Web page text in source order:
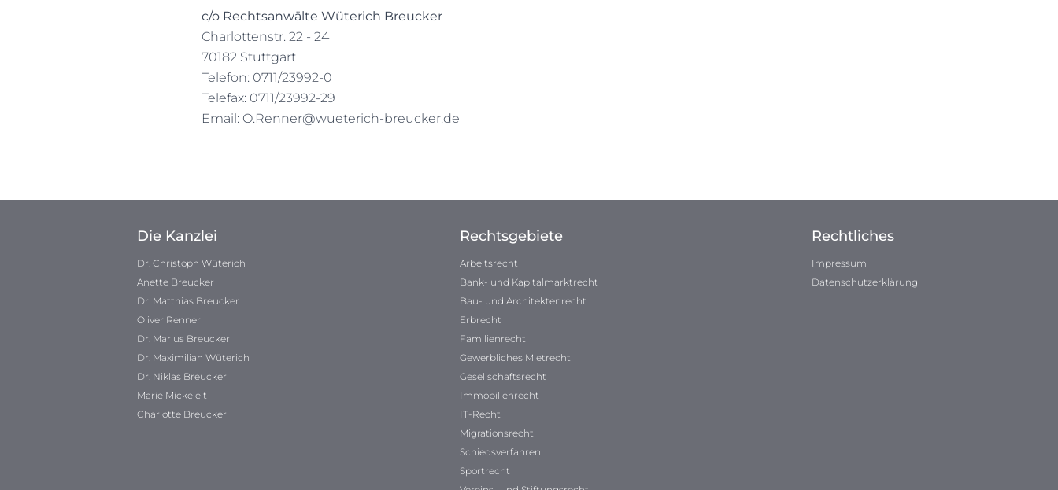
c/o Rechtsanwälte Wüterich Breucker
Charlottenstr. 22 - 24
70182 Stuttgart
Telefon: 0711/23992-0
Telefax: 0711/23992-29
Email: O.Renner@wueterich-breucker.de
Die Kanzlei
Dr. Christoph Wüterich
Anette Breucker
Dr. Matthias Breucker
Oliver Renner
Dr. Marius Breucker
Dr. Maximilian Wüterich
Dr. Niklas Breucker
Marie Mickeleit
Charlotte Breucker
Rechtsgebiete
Arbeitsrecht
Bank- und Kapitalmarktrecht
Bau- und Architektenrecht
Erbrecht
Familienrecht
Gewerbliches Mietrecht
Gesellschaftsrecht
Immobilienrecht
IT-Recht
Migrationsrecht
Schiedsverfahren
Sportrecht
Rechtliches
Impressum
Datenschutzerklärung